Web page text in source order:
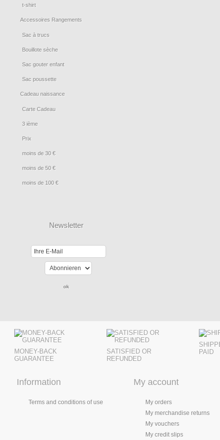
t-shirt
Accessoires Rangements
Sac à trucs
Bouillote sèche
Sac gouter enfant
Sac poussette
Cadeau naissance
Carte Cadeau
3 ième
Prix
moins de 30 €
moins de 50 €
moins de 100 €
Newsletter
MONEY-BACK
GUARANTEE
SATISFIED OR
REFUNDED
PAID
Information
Terms and conditions of use
My account
My orders
My merchandise returns
My vouchers
My credit slips